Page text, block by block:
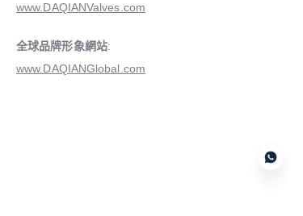
www.DAQIANValves.com
全球品牌形象網站:
www.DAQIANGlobal.com